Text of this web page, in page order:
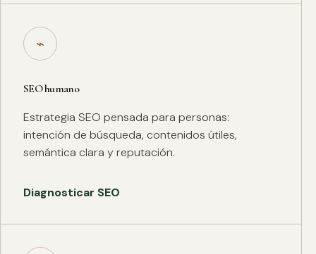
⌁
SEO humano
Estrategia SEO pensada para personas:
intención de búsqueda, contenidos útiles,
semántica clara y reputación.
Diagnosticar SEO